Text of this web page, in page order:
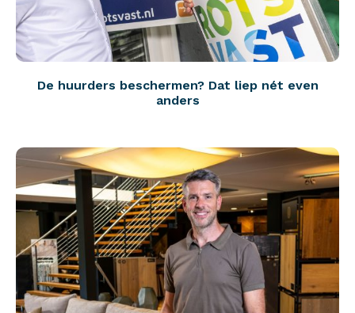
De huurders beschermen? Dat liep nét even
anders